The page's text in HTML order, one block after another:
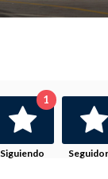
Siguiendo
1